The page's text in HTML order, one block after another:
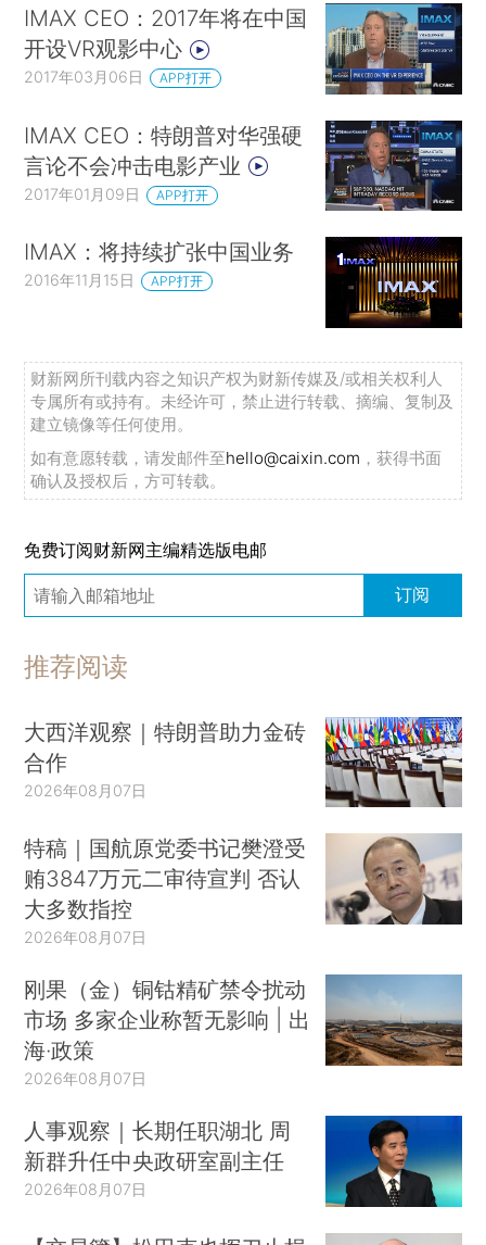
IMAX CEO：2017年将在中国
开设VR观影中心
2017年03月06日 APP打开
IMAX CEO：特朗普对华强硬
言论不会冲击电影产业
2017年01月09日 APP打开
IMAX：将持续扩张中国业务
2016年11月15日 APP打开
财新网所刊载内容之知识产权为财新传媒及/或相关权利人
专属所有或持有。未经许可，禁止进行转载、摘编、复制及
建立镜像等任何使用。
如有意愿转载，请发邮件至hello@caixin.com ，获得书面
确认及授权后，方可转载。
免费订阅财新网主编精选版电邮
订阅
推荐阅读
大西洋观察｜特朗普助力金砖
合作
2026年08月07日
特稿｜国航原党委书记樊澄受
贿3847万元二审待宣判 否认
大多数指控
2026年08月07日
刚果（金）铜钴精矿禁令扰动
市场 多家企业称暂无影响 | 出
海·政策
2026年08月07日
人事观察｜长期任职湖北 周
新群升任中央政研室副主任
2026年08月07日